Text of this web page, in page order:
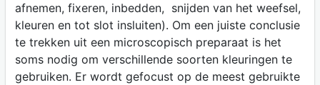
afnemen, fixeren, inbedden, snijden van het weefsel,
kleuren en tot slot insluiten). Om een juiste conclusie
te trekken uit een microscopisch preparaat is het
soms nodig om verschillende soorten kleuringen te
gebruiken. Er wordt gefocust op de meest gebruikte